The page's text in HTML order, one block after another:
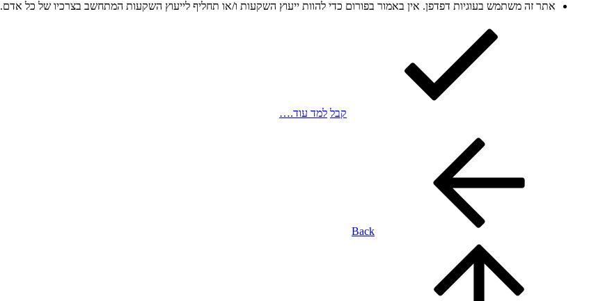
אתר זה משתמש בעוגיות דפדפן. אין באמור בפורום כדי להוות ייעוץ השקעות ו/או תחליף לייעוץ השקעות המתחשב בצרכיו של כל אדם.
קבל למד עוד.…
Back